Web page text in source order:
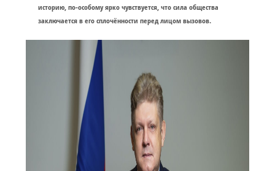
историю, по-особому ярко чувствуется, что сила общества
заключается в его сплочённости перед лицом вызовов.